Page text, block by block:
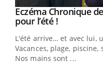
Youtube
Eczéma Chronique
pour l’été !Youtube
L'été arrive… et avec lui,
Vacances, plage,
Nos mains sont ...